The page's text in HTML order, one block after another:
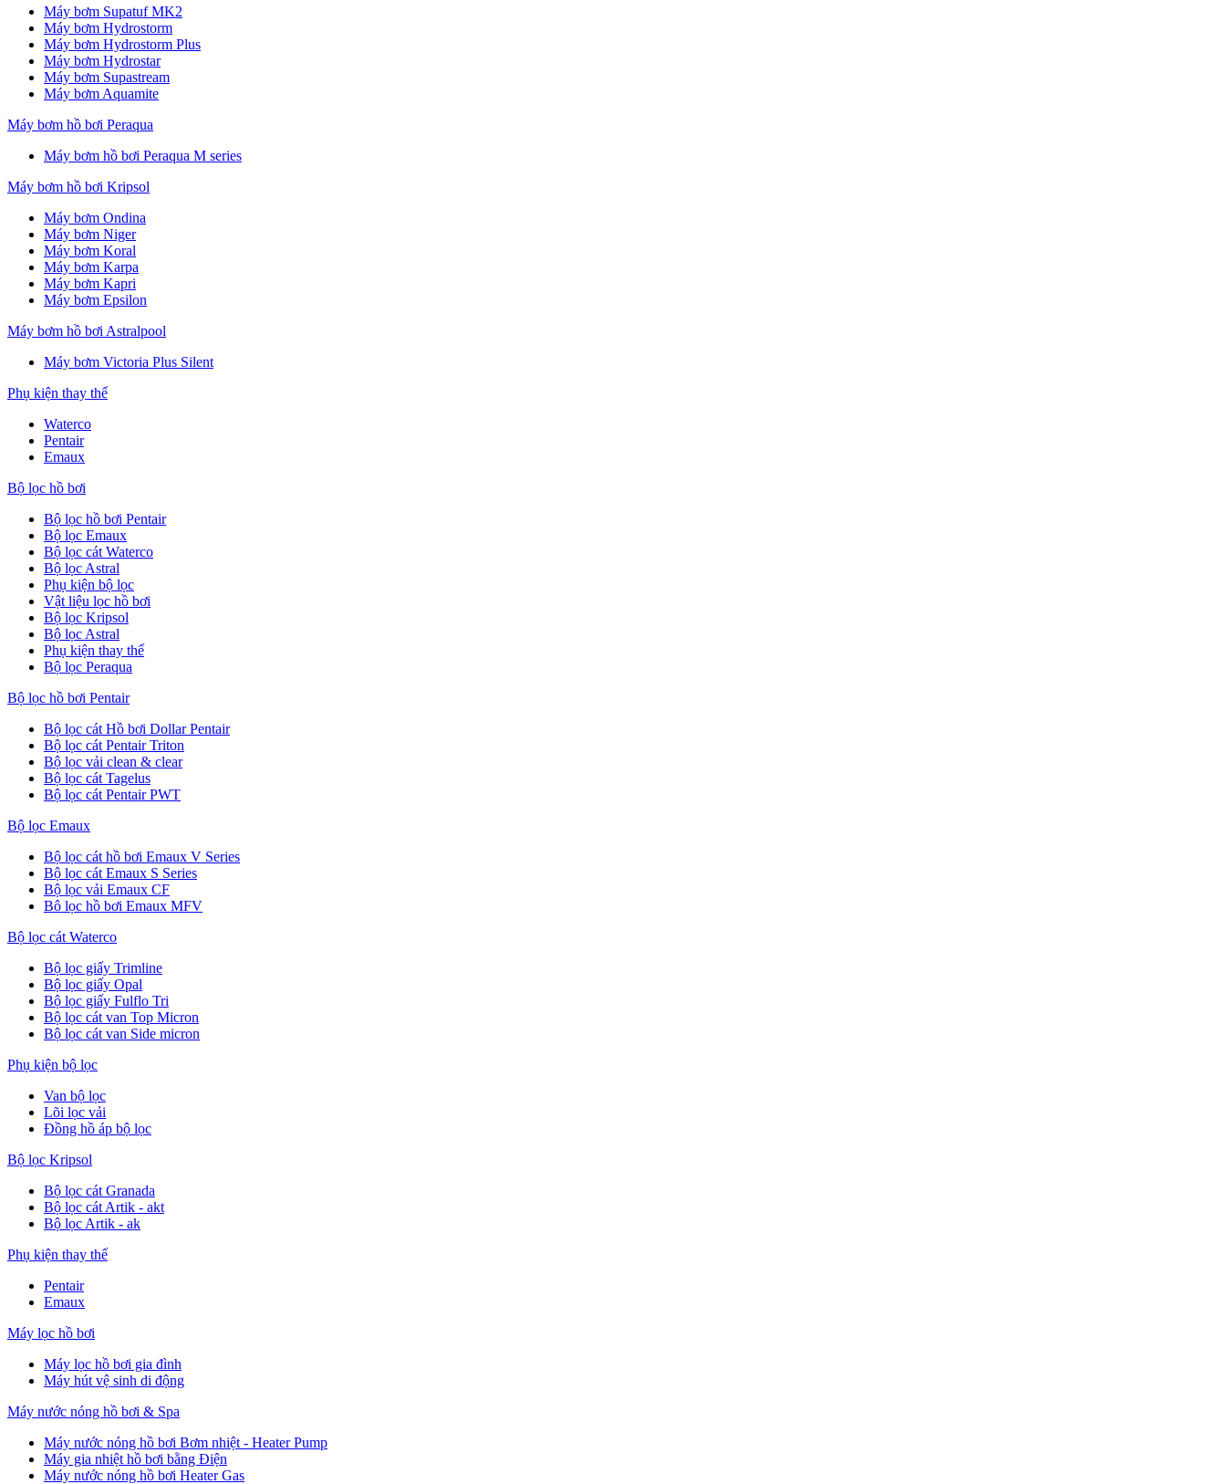
Máy bơm Supatuf MK2
Máy bơm Hydrostorm
Máy bơm Hydrostorm Plus
Máy bơm Hydrostar
Máy bơm Supastream
Máy bơm Aquamite
Máy bơm hồ bơi Peraqua
Máy bơm hồ bơi Peraqua M series
Máy bơm hồ bơi Kripsol
Máy bơm Ondina
Máy bơm Niger
Máy bơm Koral
Máy bơm Karpa
Máy bơm Kapri
Máy bơm Epsilon
Máy bơm hồ bơi Astralpool
Máy bơm Victoria Plus Silent
Phụ kiện thay thế
Waterco
Pentair
Emaux
Bộ lọc hồ bơi
Bộ lọc hồ bơi Pentair
Bộ lọc Emaux
Bộ lọc cát Waterco
Bộ lọc Astral
Phụ kiện bộ lọc
Vật liệu lọc hồ bơi
Bộ lọc Kripsol
Bộ lọc Astral
Phụ kiện thay thế
Bộ lọc Peraqua
Bộ lọc hồ bơi Pentair
Bộ lọc cát Hồ bơi Dollar Pentair
Bộ lọc cát Pentair Triton
Bộ lọc vải clean & clear
Bộ lọc cát Tagelus
Bộ lọc cát Pentair PWT
Bộ lọc Emaux
Bộ lọc cát hồ bơi Emaux V Series
Bộ lọc cát Emaux S Series
Bộ lọc vải Emaux CF
Bô lọc hồ bơi Emaux MFV
Bộ lọc cát Waterco
Bộ lọc giấy Trimline
Bộ lọc giấy Opal
Bộ lọc giấy Fulflo Tri
Bộ lọc cát van Top Micron
Bộ lọc cát van Side micron
Phụ kiện bộ lọc
Van bộ lọc
Lõi lọc vải
Đồng hồ áp bộ lọc
Bộ lọc Kripsol
Bộ lọc cát Granada
Bộ lọc cát Artik - akt
Bộ lọc Artik - ak
Phụ kiện thay thế
Pentair
Emaux
Máy lọc hồ bơi
Máy lọc hồ bơi gia đình
Máy hút vệ sinh di động
Máy nước nóng hồ bơi & Spa
Máy nước nóng hồ bơi Bơm nhiệt - Heater Pump
Máy gia nhiệt hồ bơi bằng Điện
Máy nước nóng hồ bơi Heater Gas